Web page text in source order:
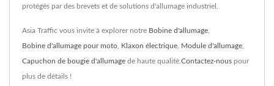
protégés par des brevets et de solutions d'allumage industriel.
Asia Traffic vous invite à explorer notre Bobine d'allumage,
Bobine d'allumage pour moto, Klaxon électrique, Module d'allumage,
Capuchon de bougie d'allumage de haute qualité.Contactez-nous pour
plus de détails !